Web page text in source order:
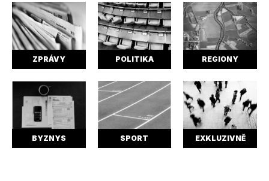
ZPRÁVY POLITIKA REGIONY
BYZNYS SPORT EXKLUZIVNĚ